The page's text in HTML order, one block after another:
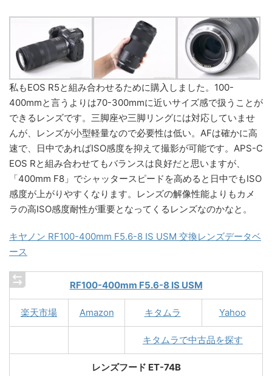
私もEOS R5と組み合わせるために購入しました。100-
400mmと言うよりは70-300mmに近いサイズ感で扱うことが
できるレンズです。三脚座や三脚リングには対応していませ
んが、レンズが小型軽量なので必要性は低い。AFは確かに高
速で、日中であればISO感度を抑えて撮影が可能です。APS-C
EOS Rと組み合わせてもバランスは良好だと思いますが、
「400mm F8」でシャッタースピードを高めると日中でもISO
感度が上がりやすくなります。レンズの解像性能よりもカメ
ラの高ISO感度耐性が重要となってくるレンズなのかなと。
キヤノン RF100-400mm F5.6-8 IS USM 交換レンズデータベ
ース
RF100-400mm F5.6-8 IS USM
楽天市場 Amazon キタムラ Yahoo
キタムラで中古品を探す
レンズフード ET-74B